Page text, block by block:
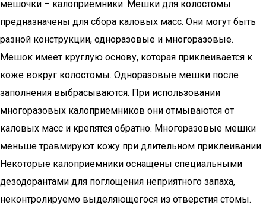
мешочки – калоприемники. Мешки для колостомы
предназначены для сбора каловых масс. Они могут быть
разной конструкции, одноразовые и многоразовые.
Мешок имеет круглую основу, которая приклеивается к
коже вокруг колостомы. Одноразовые мешки после
заполнения выбрасываются. При использовании
многоразовых калоприемников они отмываются от
каловых масс и крепятся обратно. Многоразовые мешки
меньше травмируют кожу при длительном приклеивании.
Некоторые калоприемники оснащены специальными
дезодорантами для поглощения неприятного запаха,
неконтролируемо выделяющегося из отверстия стомы.